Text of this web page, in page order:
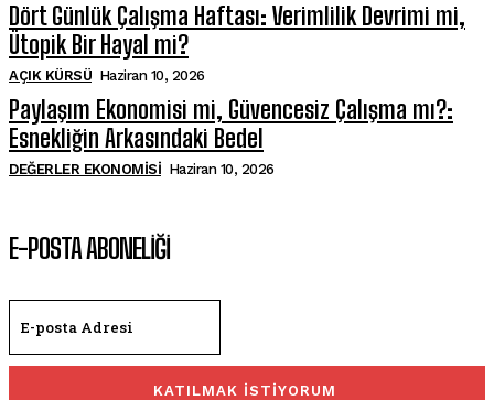
Dört Günlük Çalışma Haftası: Verimlilik Devrimi mi,
Ütopik Bir Hayal mi?
AÇIK KÜRSÜ Haziran 10, 2026
Paylaşım Ekonomisi mi, Güvencesiz Çalışma mı?:
Esnekliğin Arkasındaki Bedel
DEĞERLER EKONOMISI Haziran 10, 2026
E-POSTA ABONELİĞİ
KATILMAK İSTİYORUM